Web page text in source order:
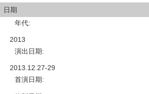
日期
年代:
2013
演出日期:
2013.12.27-29
首演日期: